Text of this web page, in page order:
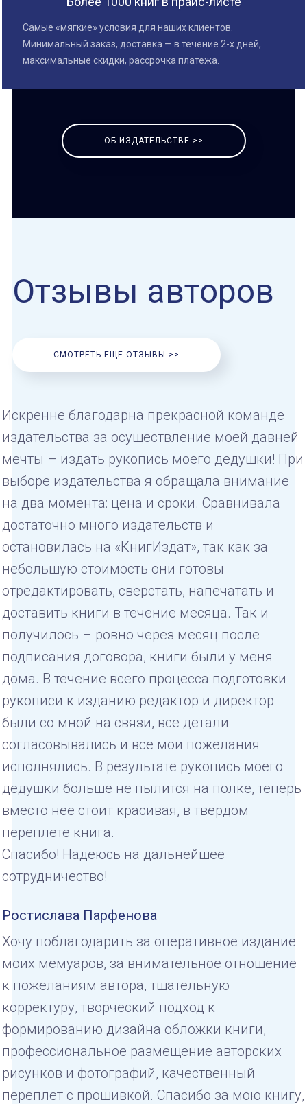
Самые «мягкие» условия для наших клиентов.
Минимальный заказ, доставка — в течение 2-х дней,
максимальные скидки, рассрочка платежа.
ОБ ИЗДАТЕЛЬСТВЕ >>
Отзывы авторов
СМОТРЕТЬ ЕЩЕ ОТЗЫВЫ >>
Искренне благодарна прекрасной команде
издательства за осуществление моей давней
мечты – издать рукопись моего дедушки! При
выборе издательства я обращала внимание
на два момента: цена и сроки. Сравнивала
достаточно много издательств и
остановилась на «КнигИздат», так как за
небольшую стоимость они готовы
отредактировать, сверстать, напечатать и
доставить книги в течение месяца. Так и
получилось – ровно через месяц после
подписания договора, книги были у меня
дома. В течение всего процесса подготовки
рукописи к изданию редактор и директор
были со мной на связи, все детали
согласовывались и все мои пожелания
исполнялись. В результате рукопись моего
дедушки больше не пылится на полке, теперь
вместо нее стоит красивая, в твердом
переплете книга.
Спасибо! Надеюсь на дальнейшее
сотрудничество!
Ростислава Парфенова
Хочу поблагодарить за оперативное издание
моих мемуаров, за внимательное отношение
к пожеланиям автора, тщательную
корректуру, творческий подход к
формированию дизайна обложки книги,
профессиональное размещение авторских
рисунков и фотографий, качественный
переплет с прошивкой. Спасибо за мою книгу,